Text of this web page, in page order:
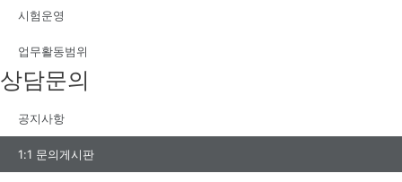
시험운영
업무활동범위
상담문의
공지사항
1:1 문의게시판